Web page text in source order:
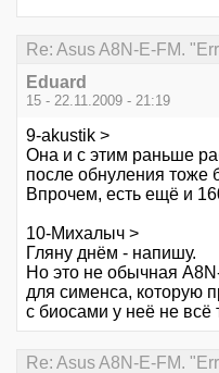
Re: Asus A8N-E-FM.
Eduard
15 - 22.11.2009 - 21:19
9-akustik >
Она и с этим раньше
после обнуления тоже
Впрочем, есть ещё и
10-Михалыч >
Гляну днём - напишу.
Но это не обычная
для сименса, которую
с биосами у неё не всё
Re: Asus A8N-E-FM.